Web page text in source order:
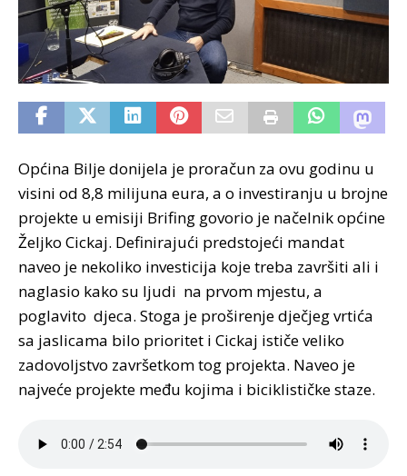
Općina Bilje donijela je proračun za ovu godinu u
visini od 8,8 milijuna eura, a o investiranju u brojne
projekte u emisiji Brifing govorio je načelnik općine
Željko Cickaj. Definirajući predstojeći mandat
naveo je nekoliko investicija koje treba završiti ali i
naglasio kako su ljudi na prvom mjestu, a
poglavito djeca. Stoga je proširenje dječjeg vrtića
sa jaslicama bilo prioritet i Cickaj ističe veliko
zadovoljstvo završetkom tog projekta. Naveo je
najveće projekte među kojima i biciklističke staze.